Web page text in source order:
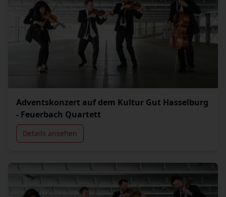
Adventskonzert auf dem Kultur Gut Hasselburg
- Feuerbach Quartett
Details ansehen